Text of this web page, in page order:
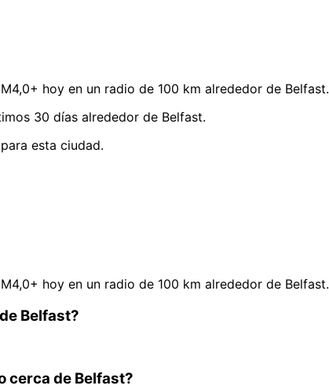
hoy en un radio de 100 km alrededor de Belfast.
30 días alrededor de Belfast.
esta ciudad.
hoy en un radio de 100 km alrededor de Belfast.
Belfast?
cerca de Belfast?